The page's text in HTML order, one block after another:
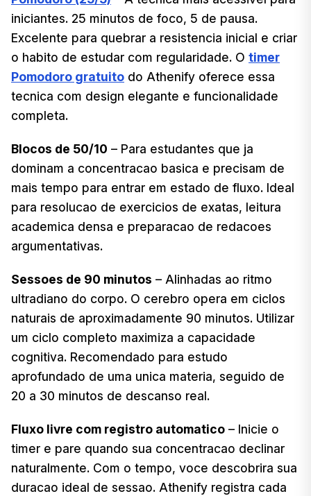
iniciantes. 25 minutos de foco, 5 de pausa.
Excelente para quebrar a resistencia inicial e criar
o habito de estudar com regularidade. O timer
Pomodoro gratuito do Athenify oferece essa
tecnica com design elegante e funcionalidade
completa.
Blocos de 50/10 – Para estudantes que ja
dominam a concentracao basica e precisam de
mais tempo para entrar em estado de fluxo. Ideal
para resolucao de exercicios de exatas, leitura
academica densa e preparacao de redacoes
argumentativas.
Sessoes de 90 minutos – Alinhadas ao ritmo
ultradiano do corpo. O cerebro opera em ciclos
naturais de aproximadamente 90 minutos. Utilizar
um ciclo completo maximiza a capacidade
cognitiva. Recomendado para estudo
aprofundado de uma unica materia, seguido de
20 a 30 minutos de descanso real.
Fluxo livre com registro automatico – Inicie o
timer e pare quando sua concentracao declinar
naturalmente. Com o tempo, voce descobrira sua
duracao ideal de sessao. Athenify registra cada